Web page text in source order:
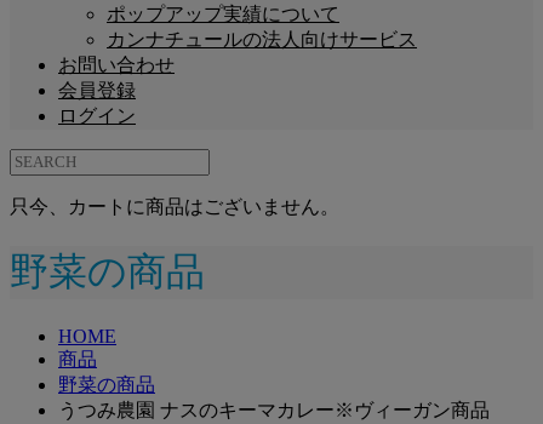
ポップアップ実績について
カンナチュールの法人向けサービス
お問い合わせ
会員登録
ログイン
只今、カートに商品はございません。
野菜の商品
HOME
商品
野菜の商品
うつみ農園 ナスのキーマカレー※ヴィーガン商品